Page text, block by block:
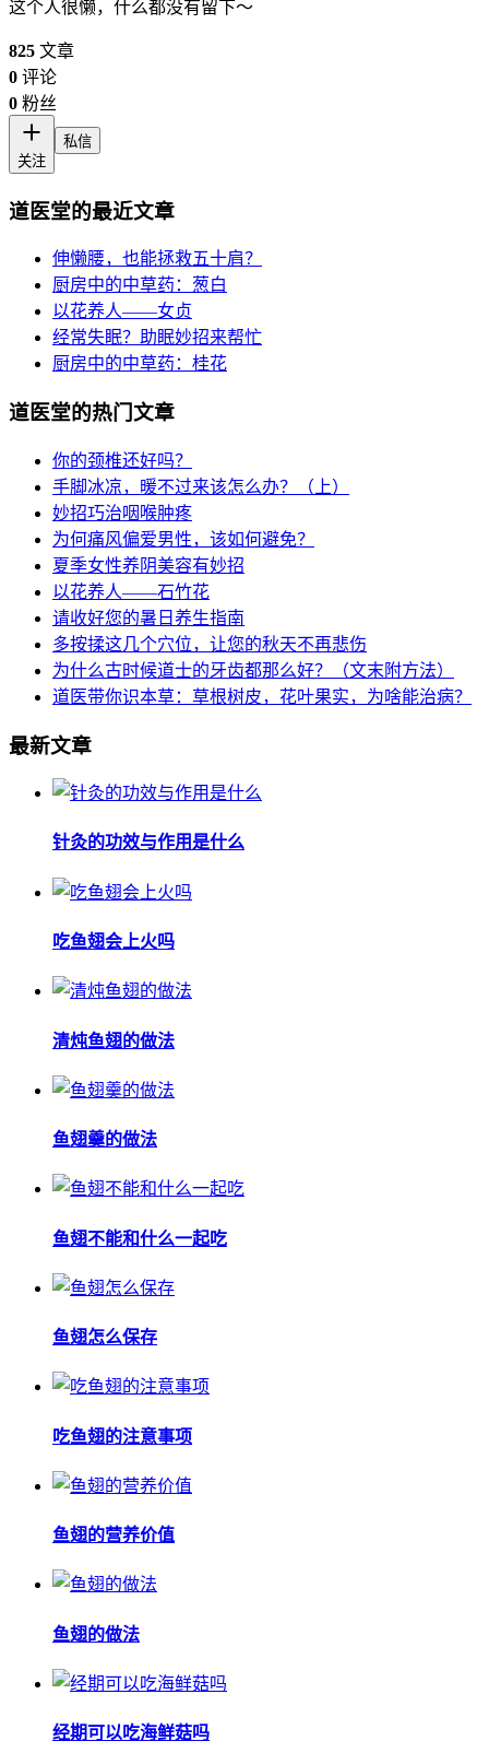
这个人很懒，什么都没有留下～
825 文章
0 评论
0 粉丝
关注
私信
道医堂的最近文章
伸懒腰，也能拯救五十肩？
厨房中的中草药：葱白
以花养人——女贞
经常失眠？助眠妙招来帮忙
厨房中的中草药：桂花
道医堂的热门文章
你的颈椎还好吗？
手脚冰凉，暖不过来该怎么办？（上）
妙招巧治咽喉肿疼
为何痛风偏爱男性，该如何避免？
夏季女性养阴美容有妙招
以花养人——石竹花
请收好您的暑日养生指南
多按揉这几个穴位，让您的秋天不再悲伤
为什么古时候道士的牙齿都那么好？（文末附方法）
道医带你识本草：草根树皮，花叶果实，为啥能治病？
最新文章
针灸的功效与作用是什么
吃鱼翅会上火吗
清炖鱼翅的做法
鱼翅羹的做法
鱼翅不能和什么一起吃
鱼翅怎么保存
吃鱼翅的注意事项
鱼翅的营养价值
鱼翅的做法
经期可以吃海鲜菇吗